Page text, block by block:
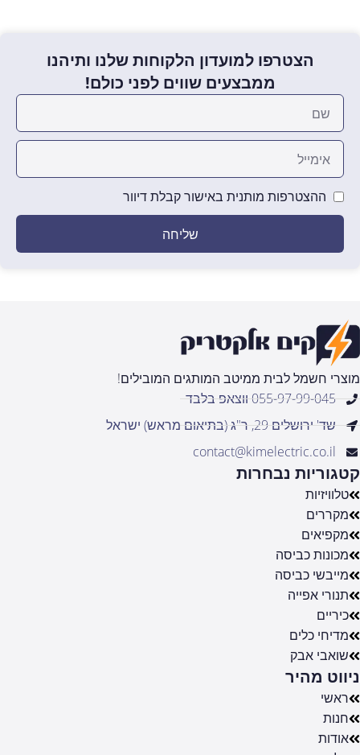
הצטרפו למועדון הלקוחות שלנו ותיהנו
ממבצעים שווים לפני כולם!
ההצטרפות מותנית באישור קבלת דיוור
שליחה
מוצרי חשמל לבית ממיטב המותגים המובילים!
055-97-99-045 ווצאפ בלבד
שד' ירושלים 29, ר"ג (בתיאום מראש) ישראל
contact@kimelectric.co.il
קטגוריות נבחרות
טלוויזיות
מקררים
מקפיאים
מכונות כביסה
מייבשי כביסה
תנורי אפייה
כיריים
מדיחי כלים
שואבי אבק
ניווט מהיר
ראשי
חנות
אודות